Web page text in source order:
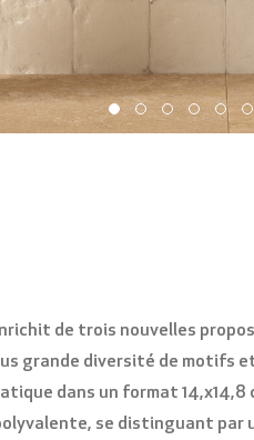
de trois nouvelles
grande diversité de motifs
dans un format 14,x14,8
se distinguant par